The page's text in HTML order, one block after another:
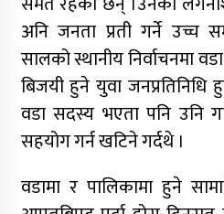
अनि जनता प्रती गर्ने उच्च
सालको स्थानीय निर्वाचनमा
बिजयी हुने युवा जनप्रतिनिधि
वडा सदस्य भएता पनि उनि
सहयोग गर्न खटिने गर्दथे ।
वडामा र पालिकामा हुने